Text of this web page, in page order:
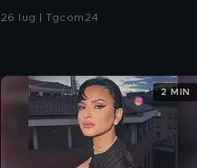
26 lug | Tgcom24
2 MIN